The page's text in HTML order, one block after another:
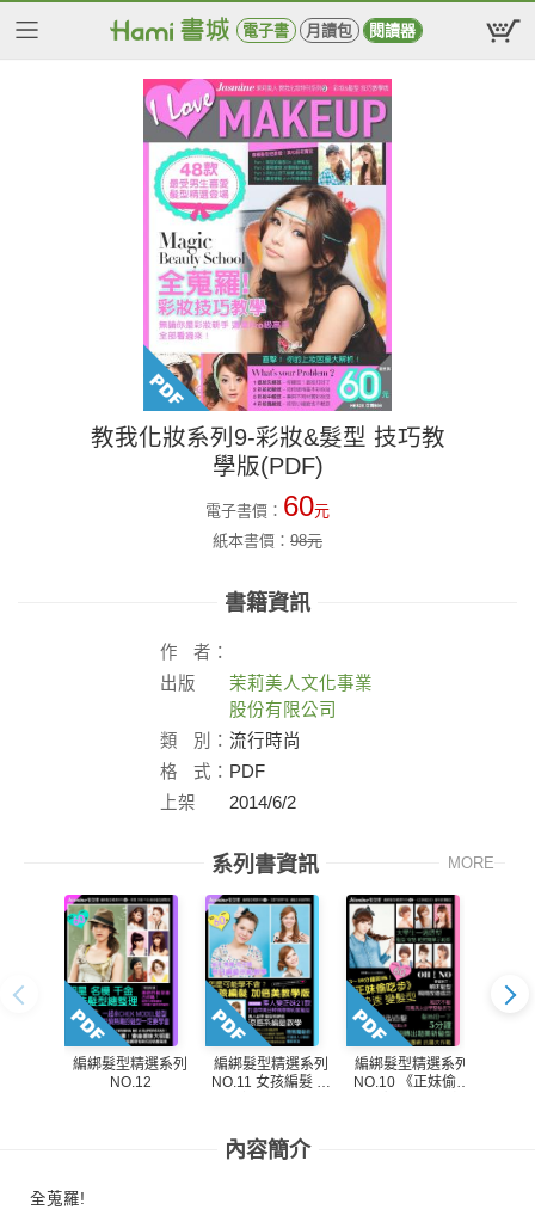
電子書 月讀包 閱讀器
教我化妝系列9-彩妝&髮型 技巧教
學版(PDF)
電子書價： 60元
紙本書價： 98元
書籍資訊
作
者：
出版
茉莉美人文化事業
股份有限公司
類
別： 流行時尚
格
式： PDF
上架
2014/6/2
系列書資訊 MORE
編綁髮型精選系列
NO.12
編綁髮型精選系列
NO.11 女孩編髮 加
編綁髮型精選系列
NO.10 《正妹偷吃
內容簡介
全蒐羅!